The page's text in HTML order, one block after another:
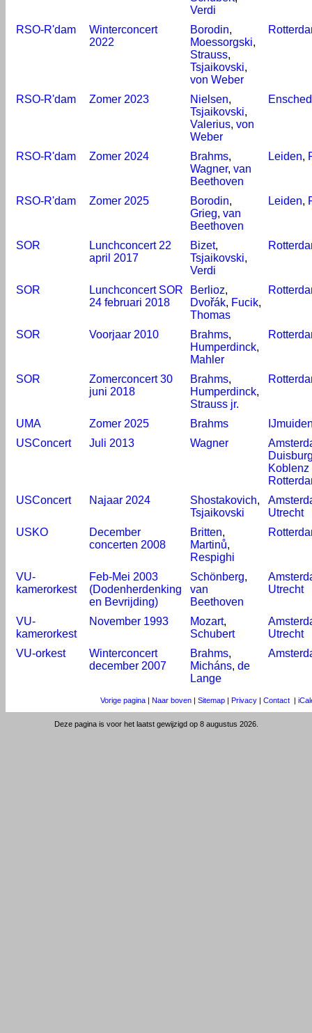
Verdi
RSO-R'dam
Winterconcert
2022
Borodin,
Moessorgski,
Strauss,
Tsjaikovski,
von Weber
RSO-R'dam Zomer 2023 Nielsen,
Tsjaikovski,
Valerius, von
Weber
RSO-R'dam Zomer 2024 Brahms,
Wagner, van
Beethoven
Leiden,
RSO-R'dam Zomer 2025 Borodin,
Grieg, van
Beethoven
Leiden,
SOR
Lunchconcert 22
april 2017
Bizet,
Tsjaikovski,
Verdi
SOR
Lunchconcert SOR
24 februari 2018
Berlioz,
Dvořák, Fucik,
Thomas
SOR Voorjaar 2010 Brahms,
Humperdinck,
Mahler
SOR
Zomerconcert 30
juni 2018
Brahms,
Humperdinck,
Strauss jr.
UMA Zomer 2025 Brahms
USConcert
Juli 2013 Wagner
USConcert
Najaar 2024 Shostakovich,
Tsjaikovski
Utrecht
USKO
December
concerten 2008
Britten,
Martinů,
Respighi
VU-
kamerorkest
Feb-Mei 2003
(Dodenherdenking
en Bevrijding)
Schönberg,
van
Beethoven
Utrecht
VU-
kamerorkest
November 1993 Mozart,
Schubert
Utrecht
VU-orkest
Winterconcert
december 2007
Brahms,
Micháns, de
Lange
Vorige pagina | Naar boven | Sitemap | Privacy | Contact |
Deze pagina is voor het laatst gewijzigd op 8 augustus 2026.